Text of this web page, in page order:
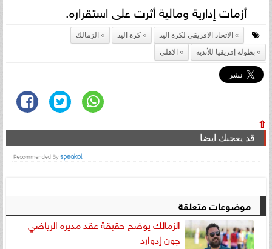
أزمات إدارية ومالية أثرت على استقراره.
الاتحاد الافريقى لكرة اليد كرة اليد
الزمالك
بطولة إفريقيا للأندية
الاهلى
⇧
قد يعجبك ايضا
موضوعات متعلقة
الزمالك يوضح حقيقة عقد مديره الرياضي
جون إدوارد